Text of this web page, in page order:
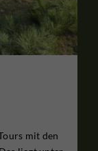
mit den